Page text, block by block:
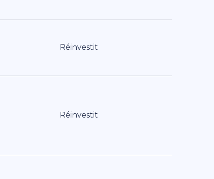
Réinvestit
Réinvestit